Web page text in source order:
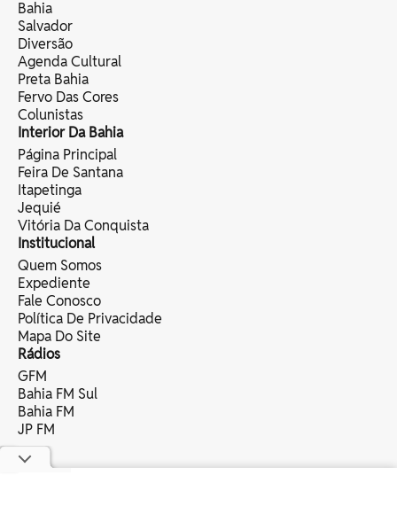
Bahia
Salvador
Diversão
Agenda Cultural
Preta Bahia
Fervo Das Cores
Colunistas
Interior Da Bahia
Página Principal
Feira De Santana
Itapetinga
Jequié
Vitória Da Conquista
Institucional
Quem Somos
Expediente
Fale Conosco
Política De Privacidade
Mapa Do Site
Rádios
GFM
Bahia FM Sul
Bahia FM
JP FM